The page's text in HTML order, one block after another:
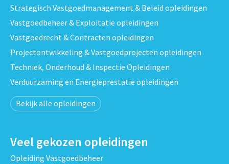
Strategisch Vastgoedmanagement & Beleid opleidingen
Vastgoedbeheer & Exploitatie opleidingen
Vastgoedrecht & Contracten opleidingen
Projectontwikkeling & Vastgoedprojecten opleidingen
Techniek, Onderhoud & Inspectie Opleidingen
Verduurzaming en Energieprestatie opleidingen
Bekijk alle opleidingen
Veel gekozen opleidingen
Opleiding Vastgoedbeheer